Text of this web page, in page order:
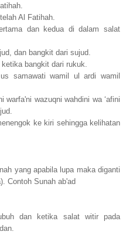
Al Fatihah.
dan kedua di dalam salat
dan bangkit dari sujud.
bangkit dari rukuk.
samawati wamil ul ardi wamil
warfa'ni wazuqni wahdini wa ‘afini
ke kiri sehingga kelihatan
yang apabila lupa maka diganti
Contoh Sunah ab'ad
dan ketika salat witir pada